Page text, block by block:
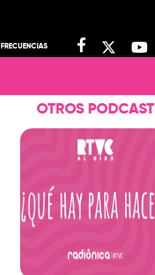
FRECUENCIAS
OTROS PODCAST